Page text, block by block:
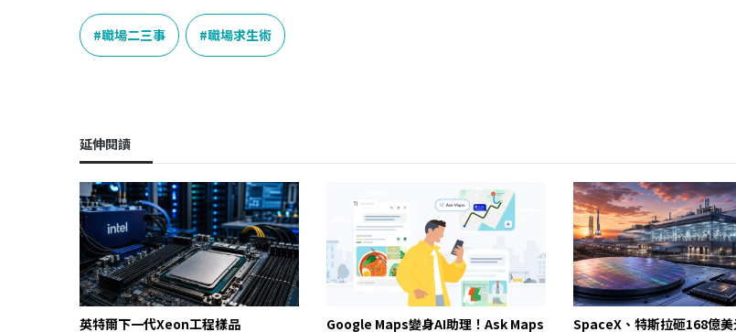
c
e
b
n
e
r
e
a
n
k
e
p
y
L
職場二三事 職場求生術
延伸閱讀
英特爾下一代Xeon工程樣品
Google Maps變身AI助理！Ask Maps
SpaceX、特斯拉砸168億